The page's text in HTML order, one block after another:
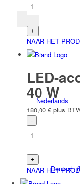
Nederlands
Deutsch(
NAAR HET
LED-
40 W
180,00 € plus
NAAR HET